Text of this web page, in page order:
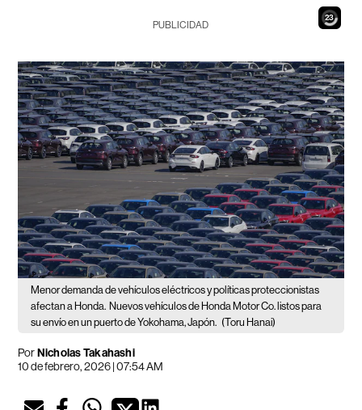
21
PUBLICIDAD
Menor demanda de vehículos eléctricos y políticas proteccionistas
afectan a Honda. Nuevos vehículos de Honda Motor Co. listos para
su envío en un puerto de Yokohama, Japón. (Toru Hanai)
PorNicholas Takahashi
10 de febrero, 2026 | 07:54 AM